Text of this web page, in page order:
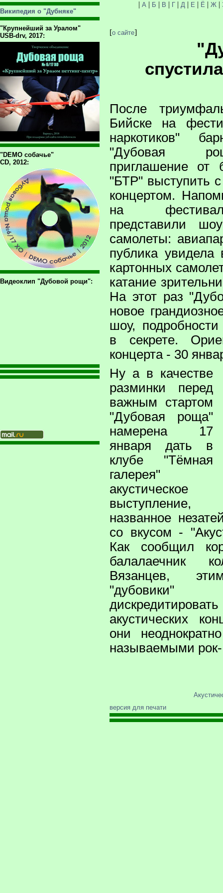
Википедия о "Дубняке"
"Крупнейший за Уралом"
USB-drv, 2017:
"DEMO собачье"
CD, 2012:
Видеоклип "Дубовой рощи":
| А | Б | В | Г| Д | Е | Ё | Ж|
[о сайте]
После
Бийске на
наркотиков"
"Дубовая
приглашение от
"БТР" выступить
концертом.
на
представили
самолеты:
публика
картонных
катание
На этот раз
новое
шоу, подробности
в секрете.
концерта - 30
Ну а в качестве
разминки перед
важным стартом
"Дубовая роща"
намерена 17
января дать в
клубе "Тёмная
галерея"
акустическое
выступление,
названное
со вкусом -
Как сообщил
балалаечник
Вязанцев,
"дубовики"
акустических
они
называемыми
версия для печати